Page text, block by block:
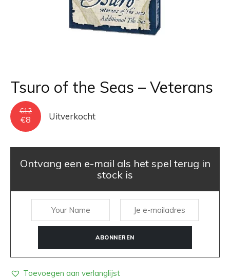
Tsuro of the Seas – Veterans
€12
Oorspronkelijke
prijs
was:
€8
Huidige
prijs
is:
Uitverkocht
Ontvang een e-mail als het spel terug in
stock is
ABONNEREN
Toevoegen aan verlanglijst